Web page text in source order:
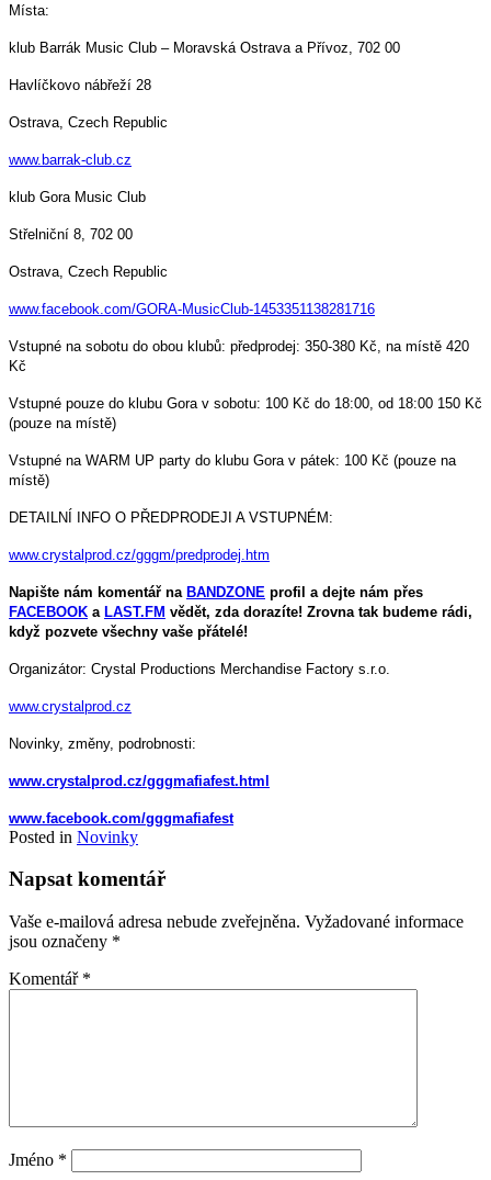
Místa:
klub Barrák Music Club – Moravská Ostrava a Přívoz, 702 00
Havlíčkovo nábřeží 28
Ostrava, Czech Republic
www.barrak-club.cz
klub Gora Music Club
Střelniční 8, 702 00
Ostrava, Czech Republic
www.facebook.com/GORA-MusicClub-1453351138281716
Vstupné na sobotu do obou klubů: předprodej: 350-380 Kč, na místě 420
Kč
Vstupné pouze do klubu Gora v sobotu: 100 Kč do 18:00, od 18:00 150 Kč
(pouze na místě)
Vstupné na WARM UP party do klubu Gora v pátek: 100 Kč (pouze na
místě)
DETAILNÍ INFO O PŘEDPRODEJI A VSTUPNÉM:
www.crystalprod.cz/gggm/predprodej.htm
Napište nám komentář na BANDZONE profil a dejte nám přes
FACEBOOK a LAST.FM vědět, zda dorazíte! Zrovna tak budeme rádi,
když pozvete všechny vaše přátelé!
Organizátor: Crystal Productions Merchandise Factory s.r.o.
www.crystalprod.cz
Novinky, změny, podrobnosti:
www.crystalprod.cz/gggmafiafest.html
www.facebook.com/gggmafiafest
Posted in Novinky
Napsat komentář
Vaše e-mailová adresa nebude zveřejněna. Vyžadované informace
jsou označeny *
Komentář *
Jméno *